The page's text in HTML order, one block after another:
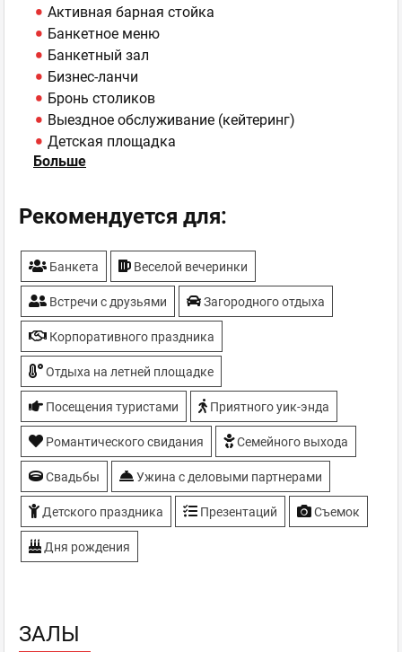
Активная барная стойка
Банкетное меню
Банкетный зал
Бизнес-ланчи
Бронь столиков
Выездное обслуживание (кейтеринг)
Детская площадка
Детские праздники
Еда на вынос
Завтраки
Зонирование
Камин
Кинопоказы
Конференц-зал
Летняя площадка
Лошади напрокат
Настольные игры
Отель
Парковка - большая, охраняемая
Рыбалка
Сауна, Баня
Собственная выпечка
Спортивные трансляции
Стриптиз-шоу
Экологически чистые продукты
Больше
Рекомендуется для:
Банкета Веселой вечеринки
Встречи с друзьями Загородного отдыха
Корпоративного праздника
Отдыха на летней площадке
Посещения туристами Приятного уик-энда
Романтического свидания Семейного выхода
Свадьбы Ужина с деловыми партнерами
Детского праздника Презентаций Съемок
Дня рождения
ЗАЛЫ